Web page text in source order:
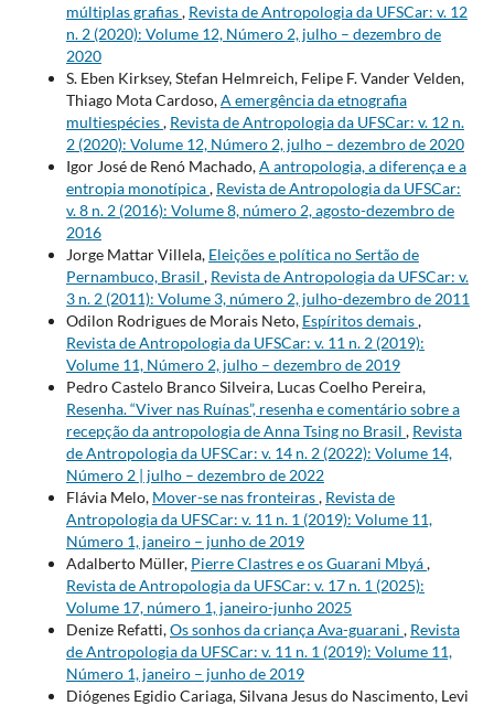
múltiplas grafias, Revista de Antropologia da UFSCar: v. 12
n. 2 (2020): Volume 12, Número 2, julho – dezembro de
2020
S. Eben Kirksey, Stefan Helmreich, Felipe F. Vander Velden,
Thiago Mota Cardoso,A emergência da etnografia
multiespécies, Revista de Antropologia da UFSCar: v. 12 n.
2 (2020): Volume 12, Número 2, julho – dezembro de 2020
Igor José de Renó Machado,A antropologia, a diferença e a
entropia monotípica, Revista de Antropologia da UFSCar:
v. 8 n. 2 (2016): Volume 8, número 2, agosto-dezembro de
2016
Jorge Mattar Villela, Eleições e política no Sertão de
Pernambuco, Brasil , Revista de Antropologia da UFSCar: v.
3 n. 2 (2011): Volume 3, número 2, julho-dezembro de 2011
Odilon Rodrigues de Morais Neto, Espíritos demais,
Revista de Antropologia da UFSCar: v. 11 n. 2 (2019):
Volume 11, Número 2, julho – dezembro de 2019
Pedro Castelo Branco Silveira, Lucas Coelho Pereira,
Resenha. “Viver nas Ruínas”, resenha e comentário sobre a
recepção da antropologia de Anna Tsing no Brasil , Revista
de Antropologia da UFSCar: v. 14 n. 2 (2022): Volume 14,
Número 2 | julho – dezembro de 2022
Flávia Melo, Mover-se nas fronteiras, Revista de
Antropologia da UFSCar: v. 11 n. 1 (2019): Volume 11,
Número 1, janeiro – junho de 2019
Adalberto Müller, Pierre Clastres e os Guarani Mbyá,
Revista de Antropologia da UFSCar: v. 17 n. 1 (2025):
Volume 17, número 1, janeiro-junho 2025
Denize Refatti,Os sonhos da criança Ava-guarani , Revista
de Antropologia da UFSCar: v. 11 n. 1 (2019): Volume 11,
Número 1, janeiro – junho de 2019
Diógenes Egidio Cariaga, Silvana Jesus do Nascimento, Levi